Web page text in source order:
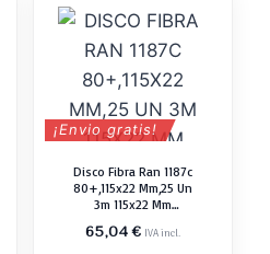
¡Envio gratis!
Disco Fibra Ran 1187c
80+,115x22 Mm,25 Un
3m 115x22 Mm
65,04€ IVA incl.